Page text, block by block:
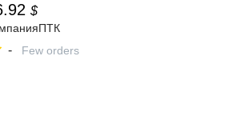
$
- Few orders